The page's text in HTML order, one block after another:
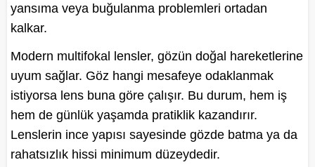
yansıma veya buğulanma problemleri ortadan
kalkar.
Modern multifokal lensler, gözün doğal hareketlerine
uyum sağlar. Göz hangi mesafeye odaklanmak
istiyorsa lens buna göre çalışır. Bu durum, hem iş
hem de günlük yaşamda pratiklik kazandırır.
Lenslerin ince yapısı sayesinde gözde batma ya da
rahatsızlık hissi minimum düzeydedir.